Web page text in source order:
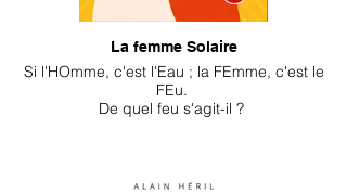
La femme Solaire
Si l'HOmme, c'est l'Eau ; la FEmme, c'est le
FEu.
De quel feu s'agit-il ?